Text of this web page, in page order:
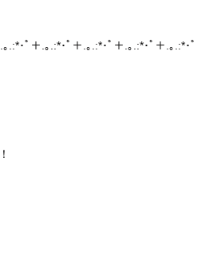
.:*･ﾟ＋.｡.:*･ﾟ＋.｡.:*･ﾟ＋.｡.:*･ﾟ＋.｡.:*･ﾟ